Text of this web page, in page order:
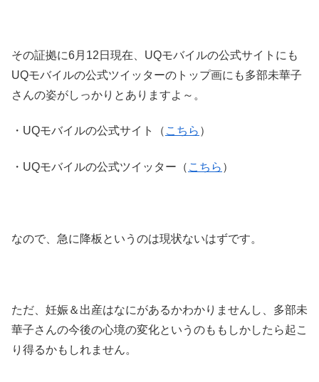
その証拠に6月12日現在、UQモバイルの公式サイトにも
UQモバイルの公式ツイッターのトップ画にも多部未華子
さんの姿がしっかりとありますよ～。
・UQモバイルの公式サイト（ こちら ）
・UQモバイルの公式ツイッター（ こちら ）
なので、急に降板というのは現状ないはずです。
ただ、妊娠＆出産はなにがあるかわかりませんし、多部未
華子さんの今後の心境の変化というのももしかしたら起こ
り得るかもしれません。